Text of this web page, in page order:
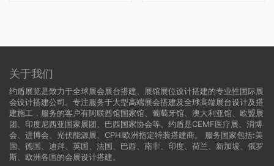
关于我们
约盾展览是致力于全球展会展台搭建、展馆展位设计搭建的专业性国际展
会设计搭建公司。专注服务于大型高端展会搭建及全球高端展台设计及搭
建施工，服务的客户有阿联酋馆国家馆、葡萄牙馆、澳大利亚馆、欧盟展
团、印度尼西亚国家展团、巴西国家协会等。约盾是CEMF医疗展、消博
会、进博会、光伏能源展、CPHI欧洲指定特装搭建商。 服务国家包括:美
国
德国 、迪拜、英国、法国、巴西、南非、印度、荷兰、新加坡、俄罗
斯、欧洲各国的会展设计搭建。